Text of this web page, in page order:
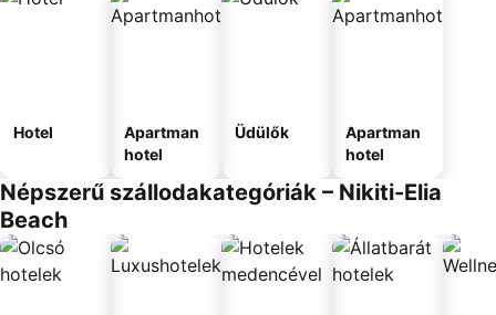
Hotel
Apartman
hotel
Üdülők
Apartman
hotel
Népszerű szállodakategóriák – Nikiti-Elia
Beach